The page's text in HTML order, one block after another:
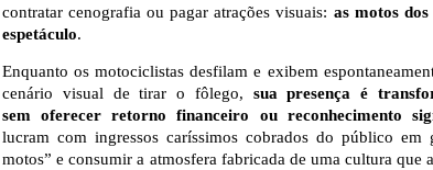
contratar cenografia ou pagar atrações visuais: as motos
espetáculo.
Enquanto os motociclistas desfilam e exibem
cenário visual de tirar o fôlego, sua presença é
sem oferecer retorno financeiro ou reconhecimento
lucram com ingressos caríssimos cobrados do público em
motos” e consumir a atmosfera fabricada de uma cultura que